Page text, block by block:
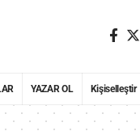
YAZAR OL Kişiselleştir